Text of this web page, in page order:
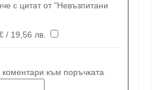
с цитат от "Невъзпитани
/ 19,56 лв.
към поръчката